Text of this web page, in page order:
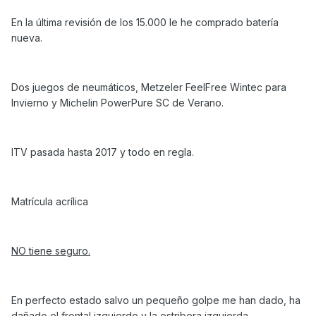
En la última revisión de los 15.000 le he comprado batería
nueva.
Dos juegos de neumáticos, Metzeler FeelFree Wintec para
Invierno y Michelin PowerPure SC de Verano.
ITV pasada hasta 2017 y todo en regla.
Matrícula acrílica
NO tiene seguro.
En perfecto estado salvo un pequeño golpe me han dado, ha